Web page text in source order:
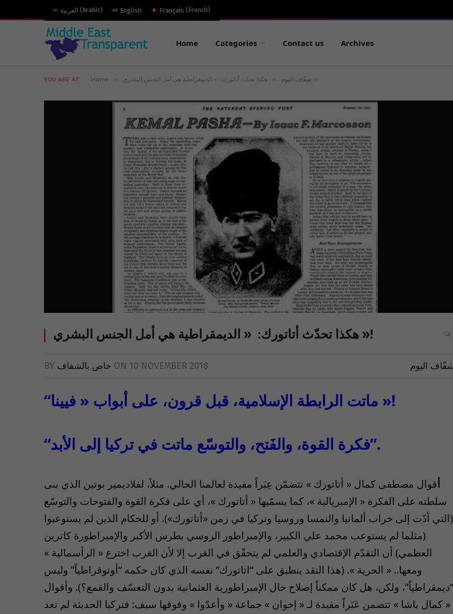
العربية (Arabic) English Français (French)
Home Categories Contact us Archives
YOU ARE AT: Home » شفّاف اليوم » هكذا تحدّث أتاتورك: « الديمقراطية هي أمل الجنس البشري »!
هكذا تحدّث أتاتورك: « الديمقراطية هي أمل الجنس البشري »! 1
BY خاص بالشفاف ON 10 NOVEMBER 2018 اليوم
“ماتت الرابطة الإسلامية، قبل قرون، على أبواب « فيينا »!
“فكرة القوة، والفَتح، والتوسّع ماتت في تركيا إلى الأبد”.
أقوال مصطفى كمال « أتاتورك » تتضمّن عِبَراً مفيدة لعالمنا الحالي. مثلاً، لفلاديمير بوتين الذي بنى
سلطته على الفكرة « الإمبريالية »، كما يسمّيها « أتاتورك »، أي على فكرة القوة والفتوحات والتوسّع
(التي أدّت إلى خراب ألمانيا والنمسا وروسيا وتركيا في زمن «أتاتورك»). أو للحكام الذين لم يستوعبوا
(مثلما لم يستوعب محمد علي الكبير، والإمبراطور الروسي بطرس الأكبر والإمبراطورة كاترين
العظمي) أن التقدّم الإقتصادي والعلمي لم يتحقّق في الغرب إلا لأن الغرب اخترع « الرأسمالية »
ومعها.. « الحرية ». (هذا النقد ينطبق على “اتاتورك” نفسه الذي كان حكمه “أوتوقراطياً” وليس
“ديمقراطياً”، ولكن، هل كان ممكناً إصلاح حال الإمبراطورية العثمانية بدون التعسّف والقمع؟). وأقوال
« كمال باشا » تتضمن عَبَراً مفيدة لـ « إخوان » جماعة « وأعدّوا » وفوقها سيف: فتركيا الحديثة لم تعد